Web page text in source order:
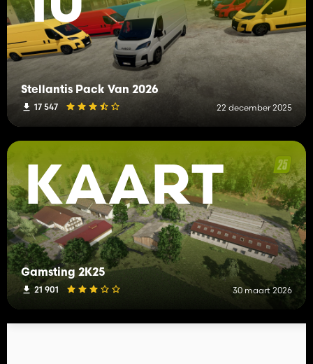
Stellantis Pack Van 2026
17 547 22 december 2025
KAART
Gamsting 2K25
21 901 30 maart 2026